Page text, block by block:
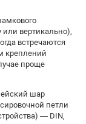
или вертикально),
встречаются
креплений
проще
шар
петли
— DIN,